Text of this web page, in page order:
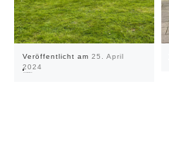
Veröffentlicht am 25. April
2024